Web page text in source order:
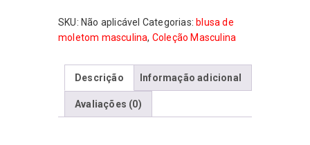
Masculina
Lula
SKU: Não aplicável Categorias: blusa de
moletom masculina, Coleção Masculina
Descrição Informação adicional
Avaliações (0)